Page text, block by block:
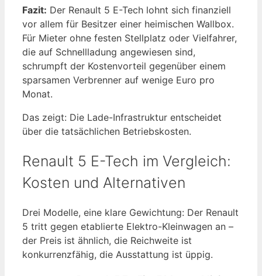
Fazit: Der Renault 5 E-Tech lohnt sich finanziell
vor allem für Besitzer einer heimischen Wallbox.
Für Mieter ohne festen Stellplatz oder Vielfahrer,
die auf Schnellladung angewiesen sind,
schrumpft der Kostenvorteil gegenüber einem
sparsamen Verbrenner auf wenige Euro pro
Monat.
Das zeigt: Die Lade-Infrastruktur entscheidet
über die tatsächlichen Betriebskosten.
Renault 5 E-Tech im Vergleich:
Kosten und Alternativen
Drei Modelle, eine klare Gewichtung: Der Renault
5 tritt gegen etablierte Elektro-Kleinwagen an –
der Preis ist ähnlich, die Reichweite ist
konkurrenzfähig, die Ausstattung ist üppig.